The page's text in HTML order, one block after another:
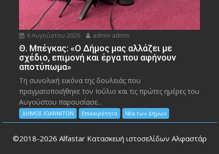
6 Αυγούστου 2026 admin admin
Θ. Μπέγκας: «Ο Δήμος μας αλλάζει με
σχέδιο, επιμονή και έργα που αφήνουν
αποτύπωμα»
Τη συνολική εικόνα της δουλειάς που
πραγματοποιήθηκε τον Ιούλιο και τις πρώτες ημέρες του
Αυγούστου παρουσίασε...
ΔΗΜΟΣ ΙΩΑΝΝΙΤΩΝ Επικαιρότητα Νέα των Δήμων
©2018-2026 Alfastar Κατασκευή ιστοσελίδων Αλφαστάρ